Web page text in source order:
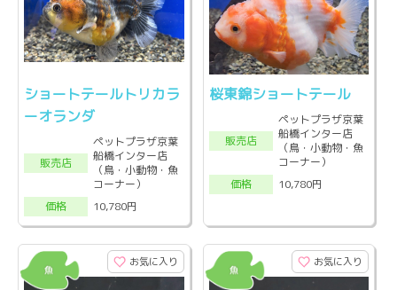
ショートテールトリカラ
ーオランダ
販売店
ペットプラザ京葉
船橋インター店
（鳥・小動物・魚
コーナー）
価格
10,780円
桜東錦ショートテール
販売店
ペットプラザ京葉
船橋インター店
（鳥・小動物・魚
コーナー）
価格
10,780円
お気に入り お気に入り